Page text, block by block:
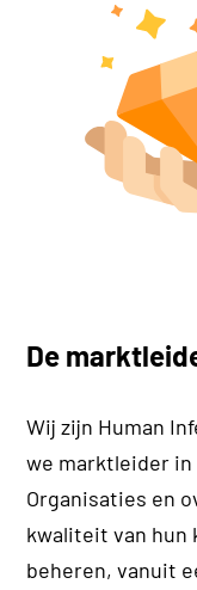
De
Wij zijn Human
we marktleider
Organisaties en
kwaliteit van hun
beheren, vanuit